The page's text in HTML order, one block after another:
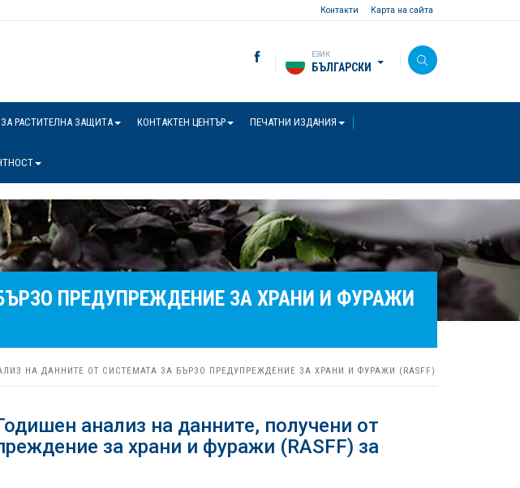
Контакти Карта на сайта
ЕЗИК
БЪЛГАРСКИ
РАСТИТЕЛНА ЗАЩИТА КОНТАКТЕН ЦЕНТЪР ПЕЧАТНИ ИЗДАНИЯ
ПРЕДУПРЕЖДЕНИЕ ЗА ХРАНИ И ФУРАЖИ
НА ДАННИТЕ ОТ СИСТЕМАТА ЗА БЪРЗО ПРЕДУПРЕЖДЕНИЕ ЗА ХРАНИ И ФУРАЖИ (RASFF)
анализ на данните, получени от
за храни и фуражи (RASFF) за